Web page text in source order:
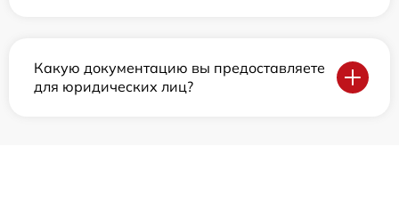
Какую документацию вы предоставляете
для юридических лиц?